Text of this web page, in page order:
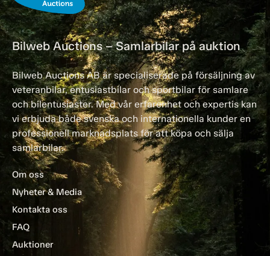
Bilweb Auctions – Samlarbilar på auktion
Bilweb Auctions AB är specialiserade på försäljning av
veteranbilar, entusiastbilar och sportbilar för samlare
och bilentusiaster. Med vår erfarenhet och expertis kan
vi erbjuda både svenska och internationella kunder en
professionell marknadsplats för att köpa och sälja
samlarbilar.
Om oss
Nyheter & Media
Kontakta oss
FAQ
Auktioner